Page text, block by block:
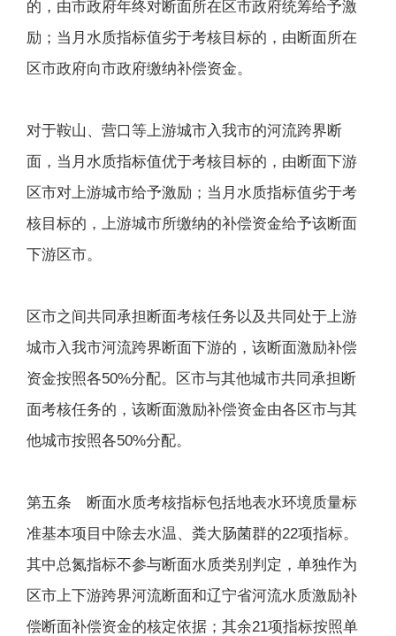
的，由市政府年终对断面所在区市政府统筹给予激
励；当月水质指标值劣于考核目标的，由断面所在
区市政府向市政府缴纳补偿资金。
对于鞍山、营口等上游城市入我市的河流跨界断
面，当月水质指标值优于考核目标的，由断面下游
区市对上游城市给予激励；当月水质指标值劣于考
核目标的，上游城市所缴纳的补偿资金给予该断面
下游区市。
区市之间共同承担断面考核任务以及共同处于上游
城市入我市河流跨界断面下游的，该断面激励补偿
资金按照各50%分配。区市与其他城市共同承担断
面考核任务的，该断面激励补偿资金由各区市与其
他城市按照各50%分配。
第五条 断面水质考核指标包括地表水环境质量标
准基本项目中除去水温、粪大肠菌群的22项指标。
其中总氮指标不参与断面水质类别判定，单独作为
区市上下游跨界河流断面和辽宁省河流水质激励补
偿断面补偿资金的核定依据；其余21项指标按照单